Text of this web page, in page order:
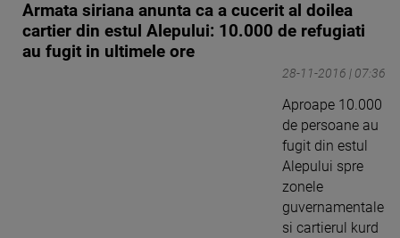
Armata siriana anunta ca a cucerit al doilea
cartier din estul Alepului: 10.000 de refugiati
au fugit in ultimele ore
28-11-2016 | 07:36
Aproape 10.000
de persoane au
fugit din estul
Alepului spre
zonele
guvernamentale
si cartierul kurd